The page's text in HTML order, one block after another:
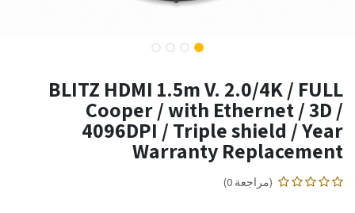
BLITZ HDMI 1.5m V. 2.0/4K / FULL
Cooper / with Ethernet / 3D /
4096DPI / Triple shield / Year
Warranty Replacement
(مراجعة 0)